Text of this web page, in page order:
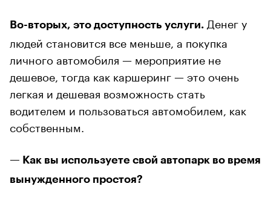
Во-вторых, это доступность услуги. Денег у
людей становится все меньше, а покупка
личного автомобиля — мероприятие не
дешевое, тогда как каршеринг — это очень
легкая и дешевая возможность стать
водителем и пользоваться автомобилем, как
собственным.
— Как вы используете свой автопарк во время
вынужденного простоя?